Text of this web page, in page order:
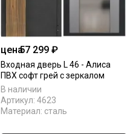
цена57 299 ₽
Входная дверь L 46 - Алиса
ПВХ софт грей с зеркалом
В наличии
Артикул: 4623
Материал: сталь